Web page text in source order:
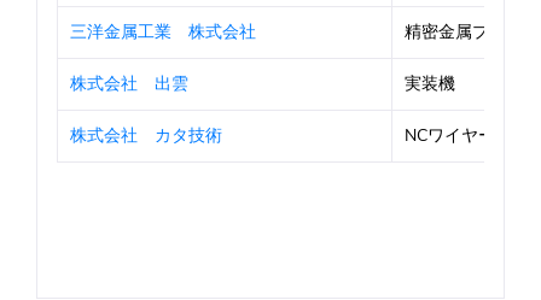
三洋金属工業 株式会社 精密金属プレス
株式会社 出雲 実装機
株式会社 カタ技術 NCワイヤー加工